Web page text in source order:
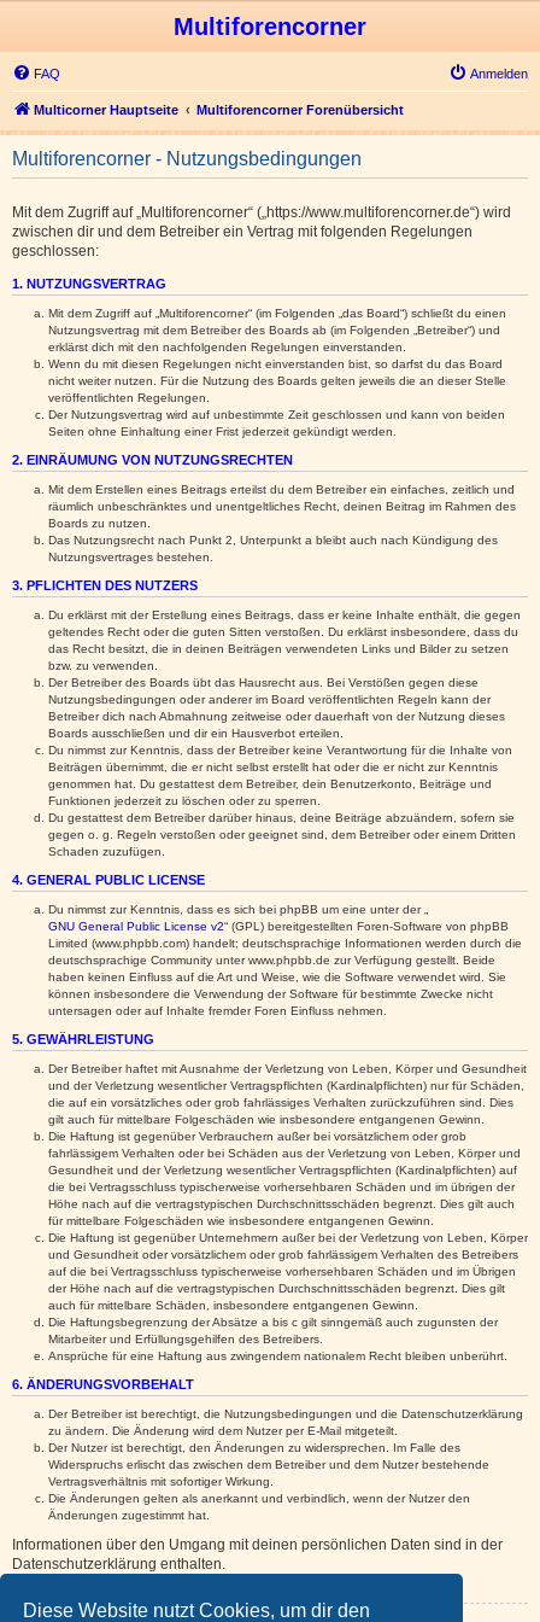
Diese Website nutzt Cookies, um dir den
Multiforencorner
FAQ Anmelden
Multicorner Hauptseite Multiforencorner Forenübersicht
Multiforencorner - Nutzungsbedingungen
Mit dem Zugriff auf „Multiforencorner“ („https://www.multiforencorner.de“) wird
zwischen dir und dem Betreiber ein Vertrag mit folgenden Regelungen
geschlossen:
1. NUTZUNGSVERTRAG
Mit dem Zugriff auf „Multiforencorner“ (im Folgenden „das Board“) schließt du einen
Nutzungsvertrag mit dem Betreiber des Boards ab (im Folgenden „Betreiber“) und
erklärst dich mit den nachfolgenden Regelungen einverstanden.
Wenn du mit diesen Regelungen nicht einverstanden bist, so darfst du das Board
nicht weiter nutzen. Für die Nutzung des Boards gelten jeweils die an dieser Stelle
veröffentlichten Regelungen.
Der Nutzungsvertrag wird auf unbestimmte Zeit geschlossen und kann von beiden
Seiten ohne Einhaltung einer Frist jederzeit gekündigt werden.
2. EINRÄUMUNG VON NUTZUNGSRECHTEN
Mit dem Erstellen eines Beitrags erteilst du dem Betreiber ein einfaches, zeitlich und
räumlich unbeschränktes und unentgeltliches Recht, deinen Beitrag im Rahmen des
Boards zu nutzen.
Das Nutzungsrecht nach Punkt 2, Unterpunkt a bleibt auch nach Kündigung des
Nutzungsvertrages bestehen.
3. PFLICHTEN DES NUTZERS
Du erklärst mit der Erstellung eines Beitrags, dass er keine Inhalte enthält, die gegen
geltendes Recht oder die guten Sitten verstoßen. Du erklärst insbesondere, dass du
das Recht besitzt, die in deinen Beiträgen verwendeten Links und Bilder zu setzen
bzw. zu verwenden.
Der Betreiber des Boards übt das Hausrecht aus. Bei Verstößen gegen diese
Nutzungsbedingungen oder anderer im Board veröffentlichten Regeln kann der
Betreiber dich nach Abmahnung zeitweise oder dauerhaft von der Nutzung dieses
Boards ausschließen und dir ein Hausverbot erteilen.
Du nimmst zur Kenntnis, dass der Betreiber keine Verantwortung für die Inhalte von
Beiträgen übernimmt, die er nicht selbst erstellt hat oder die er nicht zur Kenntnis
genommen hat. Du gestattest dem Betreiber, dein Benutzerkonto, Beiträge und
Funktionen jederzeit zu löschen oder zu sperren.
Du gestattest dem Betreiber darüber hinaus, deine Beiträge abzuändern, sofern sie
gegen o. g. Regeln verstoßen oder geeignet sind, dem Betreiber oder einem Dritten
Schaden zuzufügen.
4. GENERAL PUBLIC LICENSE
Du nimmst zur Kenntnis, dass es sich bei phpBB um eine unter der „
GNU General Public License v2“ (GPL) bereitgestellten Foren-Software von phpBB
Limited (www.phpbb.com) handelt; deutschsprachige Informationen werden durch die
deutschsprachige Community unter www.phpbb.de zur Verfügung gestellt. Beide
haben keinen Einfluss auf die Art und Weise, wie die Software verwendet wird. Sie
können insbesondere die Verwendung der Software für bestimmte Zwecke nicht
untersagen oder auf Inhalte fremder Foren Einfluss nehmen.
5. GEWÄHRLEISTUNG
Der Betreiber haftet mit Ausnahme der Verletzung von Leben, Körper und Gesundheit
und der Verletzung wesentlicher Vertragspflichten (Kardinalpflichten) nur für Schäden,
die auf ein vorsätzliches oder grob fahrlässiges Verhalten zurückzuführen sind. Dies
gilt auch für mittelbare Folgeschäden wie insbesondere entgangenen Gewinn.
Die Haftung ist gegenüber Verbrauchern außer bei vorsätzlichem oder grob
fahrlässigem Verhalten oder bei Schäden aus der Verletzung von Leben, Körper und
Gesundheit und der Verletzung wesentlicher Vertragspflichten (Kardinalpflichten) auf
die bei Vertragsschluss typischerweise vorhersehbaren Schäden und im übrigen der
Höhe nach auf die vertragstypischen Durchschnittsschäden begrenzt. Dies gilt auch
für mittelbare Folgeschäden wie insbesondere entgangenen Gewinn.
Die Haftung ist gegenüber Unternehmern außer bei der Verletzung von Leben, Körper
und Gesundheit oder vorsätzlichem oder grob fahrlässigem Verhalten des Betreibers
auf die bei Vertragsschluss typischerweise vorhersehbaren Schäden und im Übrigen
der Höhe nach auf die vertragstypischen Durchschnittsschäden begrenzt. Dies gilt
auch für mittelbare Schäden, insbesondere entgangenen Gewinn.
Die Haftungsbegrenzung der Absätze a bis c gilt sinngemäß auch zugunsten der
Mitarbeiter und Erfüllungsgehilfen des Betreibers.
Ansprüche für eine Haftung aus zwingendem nationalem Recht bleiben unberührt.
6. ÄNDERUNGSVORBEHALT
Der Betreiber ist berechtigt, die Nutzungsbedingungen und die Datenschutzerklärung
zu ändern. Die Änderung wird dem Nutzer per E-Mail mitgeteilt.
Der Nutzer ist berechtigt, den Änderungen zu widersprechen. Im Falle des
Widerspruchs erlischt das zwischen dem Betreiber und dem Nutzer bestehende
Vertragsverhältnis mit sofortiger Wirkung.
Die Änderungen gelten als anerkannt und verbindlich, wenn der Nutzer den
Änderungen zugestimmt hat.
Informationen über den Umgang mit deinen persönlichen Daten sind in der
Datenschutzerklärung enthalten.